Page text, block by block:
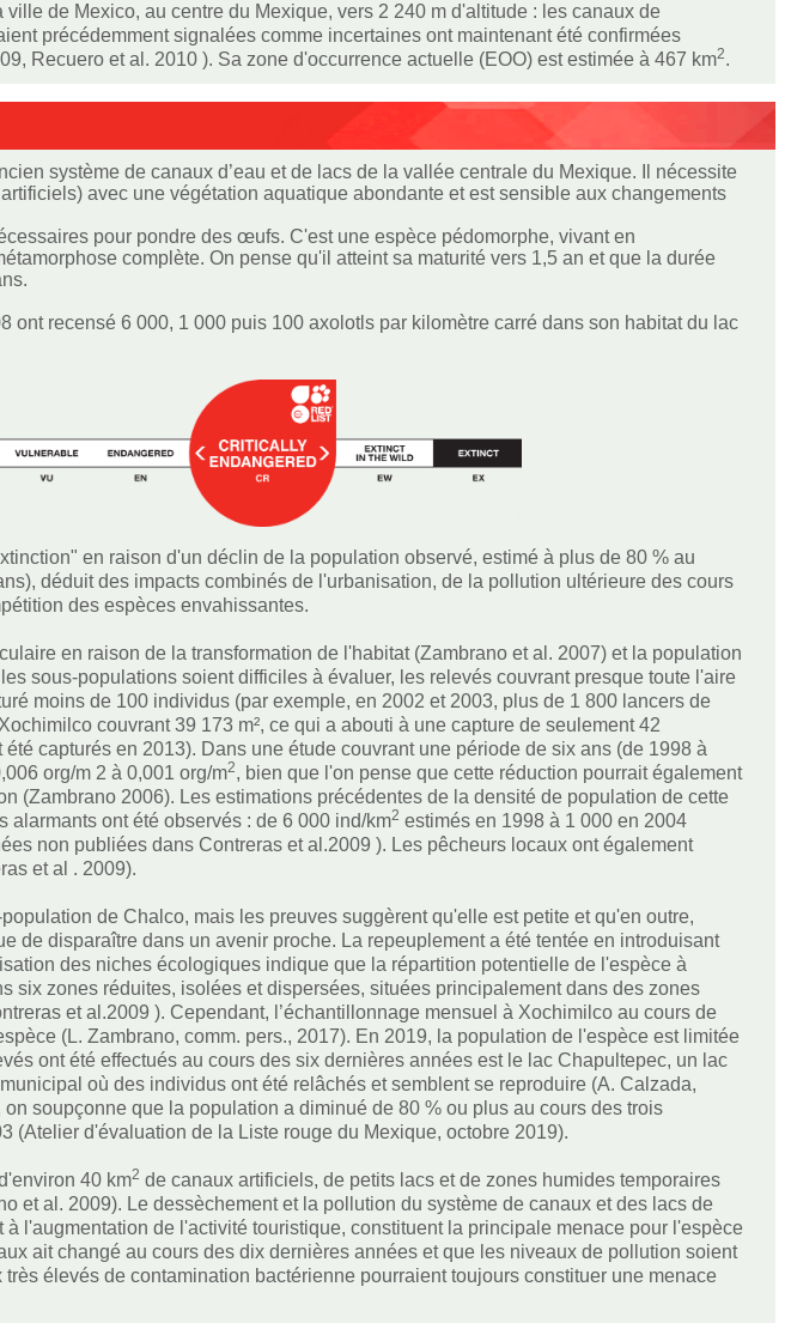
de Mexico, au centre du Mexique, vers 2 240 m d'altitude : les canaux de
précédemment signalées comme incertaines ont maintenant été confirmées
Recuero et al. 2010 ). Sa zone d'occurrence actuelle (EOO) est estimée à 467 km2.
système de canaux d’eau et de lacs de la vallée centrale du Mexique. Il nécessite
avec une végétation aquatique abondante et est sensible aux changements
pour pondre des œufs. C'est une espèce pédomorphe, vivant en
complète. On pense qu'il atteint sa maturité vers 1,5 an et que la durée
ont recensé 6 000, 1 000 puis 100 axolotls par kilomètre carré dans son habitat du lac
en raison d'un déclin de la population observé, estimé à plus de 80 % au
déduit des impacts combinés de l'urbanisation, de la pollution ultérieure des cours
des espèces envahissantes.
en raison de la transformation de l'habitat (Zambrano et al. 2007) et la population
sous-populations soient difficiles à évaluer, les relevés couvrant presque toute l'aire
moins de 100 individus (par exemple, en 2002 et 2003, plus de 1 800 lancers de
couvrant 39 173 m², ce qui a abouti à une capture de seulement 42
capturés en 2013). Dans une étude couvrant une période de six ans (de 1998 à
org/m 2 à 0,001 org/m2, bien que l'on pense que cette réduction pourrait également
(Zambrano 2006). Les estimations précédentes de la densité de population de cette
ont été observés : de 6 000 ind/km2 estimés en 1998 à 1 000 en 2004
non publiées dans Contreras et al.2009 ). Les pêcheurs locaux ont également
et al . 2009).
de Chalco, mais les preuves suggèrent qu'elle est petite et qu'en outre,
de disparaître dans un avenir proche. La repeuplement a été tentée en introduisant
des niches écologiques indique que la répartition potentielle de l'espèce à
six zones réduites, isolées et dispersées, situées principalement dans des zones
et al.2009 ). Cependant, l’échantillonnage mensuel à Xochimilco au cours de
(L. Zambrano, comm. pers., 2017). En 2019, la population de l'espèce est limitée
ont été effectués au cours des six dernières années est le lac Chapultepec, un lac
où des individus ont été relâchés et semblent se reproduire (A. Calzada,
soupçonne que la population a diminué de 80 % ou plus au cours des trois
(Atelier d'évaluation de la Liste rouge du Mexique, octobre 2019).
40 km2 de canaux artificiels, de petits lacs et de zones humides temporaires
et al. 2009). Le dessèchement et la pollution du système de canaux et des lacs de
l'augmentation de l'activité touristique, constituent la principale menace pour l'espèce
ait changé au cours des dix dernières années et que les niveaux de pollution soient
élevés de contamination bactérienne pourraient toujours constituer une menace